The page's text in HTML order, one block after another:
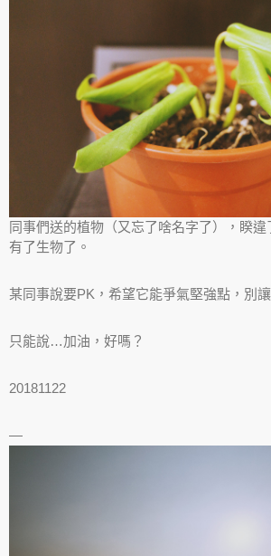
同事們送的植物（又忘了啥名字了），睽
有了生物了。
某同事說要PK，希望它能爭氣堅強點，別
只能說…加油，好嗎？
20181122
—